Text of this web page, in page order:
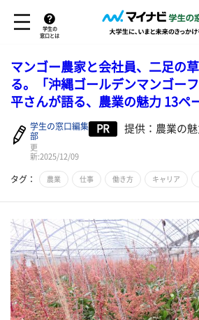
学生の
窓口とは
マンゴー農家と会社員、二足の
る。「沖縄ゴールデンマンゴー
平さんが語る、農業の魅力 13ペ
学生の窓口編集
部
更
新:2025/12/09
PR 提供：農業の
タグ： 農業 仕事 働き方 キャリア